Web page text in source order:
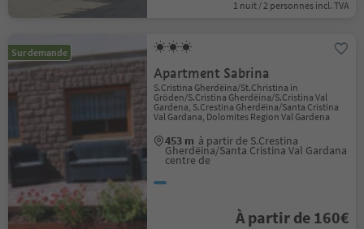
1 nuit / 2 personnes incl. TVA
Sur demande
Apartment Sabrina
S.Cristina Gherdëina/St.Christina in
Gröden/S.Cristina Gherdëina/S.Cristina Val
Gardena, S.Crestina Gherdëina/Santa Cristina
Val Gardana, Dolomites Region Val Gardena
453 m à partir de S.Crestina
Gherdëina/Santa Cristina Val Gardana
centre de
À partir de 160€